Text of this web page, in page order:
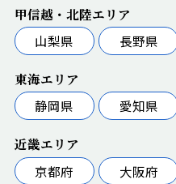
甲信越・北陸エリア
山梨県
長野県
東海エリア
静岡県
愛知県
近畿エリア
京都府
大阪府